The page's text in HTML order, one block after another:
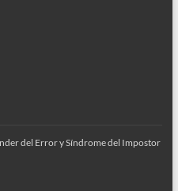
del Error y Síndrome del Impostor